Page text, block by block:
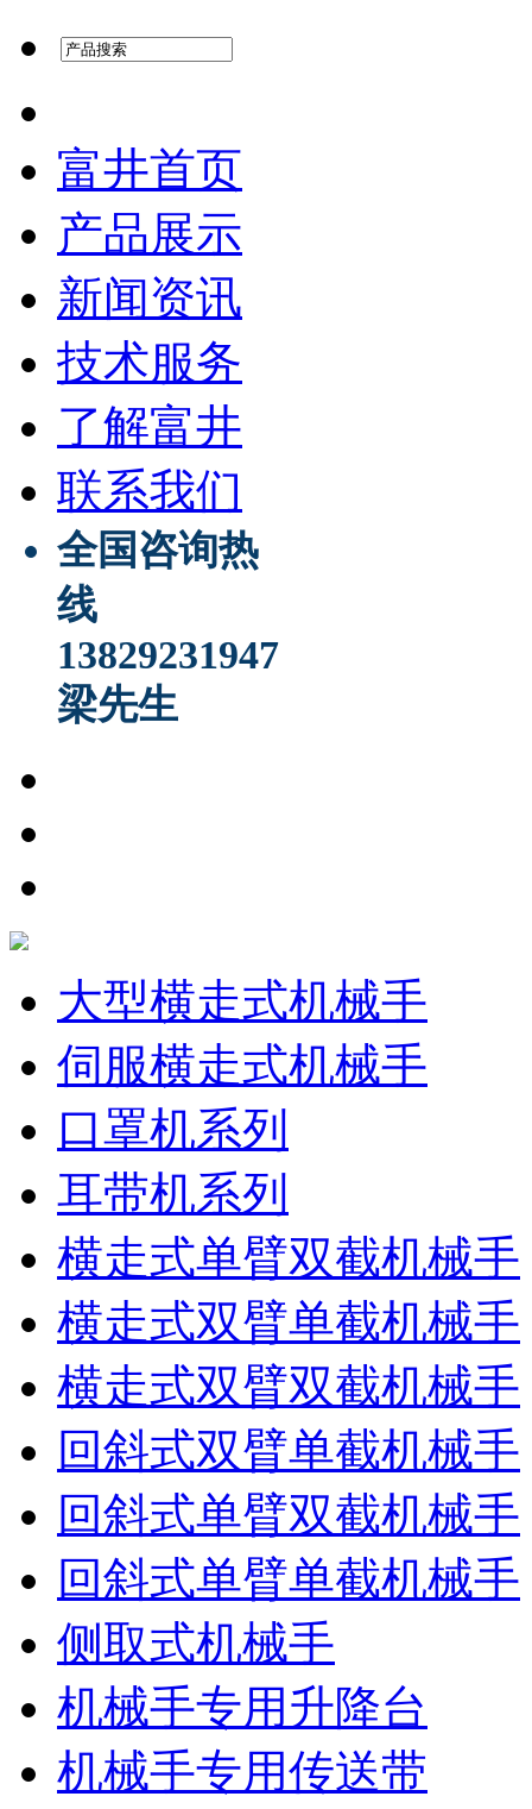
富井首页
产品展示
新闻资讯
技术服务
了解富井
联系我们
全国咨询热
线
13829231947
梁先生
大型横走式机械手
伺服横走式机械手
口罩机系列
耳带机系列
横走式单臂双截机械手
横走式双臂单截机械手
横走式双臂双截机械手
回斜式双臂单截机械手
回斜式单臂双截机械手
回斜式单臂单截机械手
侧取式机械手
机械手专用升降台
机械手专用传送带